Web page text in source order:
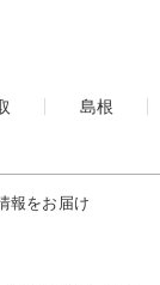
島根
報をお届け